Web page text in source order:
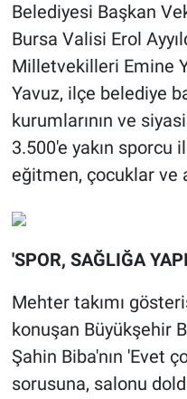
Belediyesi Başkan
Bursa Valisi Erol
Milletvekilleri Emine
Yavuz, ilçe belediye
kurumlarının ve
3.500'e yakın sporcu
eğitmen, çocuklar ve
'SPOR, SAĞLIĞA
Mehter takımı
konuşan Büyükşehir
Şahin Biba'nın 'Evet
sorusuna, salonu